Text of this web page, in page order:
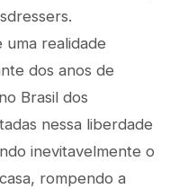
uma realidade
dos anos de
Brasil dos
nessa liberdade
inevitavelmente o
rompendo a